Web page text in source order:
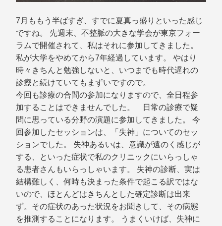
7月ももう半ばすぎ、すでに夏真っ盛りといった感じ
ですね。 先週末、不整脈の大きな学会が東京フォー
ラムで開催されて、私はそれに参加してきました。
私が大学をやめてから7年経過しています。 やはり
時々きちんと勉強しないと、いつまでも時代遅れの
診療と続けていてもまずいですので。
今回も診療の合間の参加になりますので、全日程参
加することはできませんでした。 日常の診療で疑
問に思っている分野の演題に参加してきました。 今
回参加したセッションは、「失神」についてのセッ
ションでした。 失神あるいは、意識が遠のく感じが
する、といった症状で私のクリニックにいらっしゃ
る患者さんもいらっしゃいます。 失神の診断、実は
結構難しく、何時も決まった条件で起こる訳ではな
いので、ほとんどはきちんとした確定診断は出来
ず。その症状のあった状況をお聞きして、その病態
を推測することになります。 うまくいけば、失神に